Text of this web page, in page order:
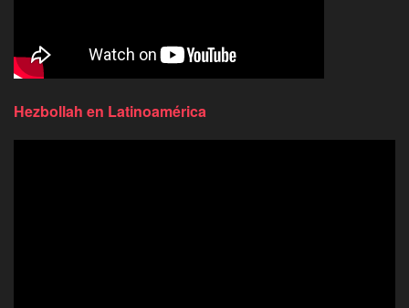
Hezbollah en Latinoamérica